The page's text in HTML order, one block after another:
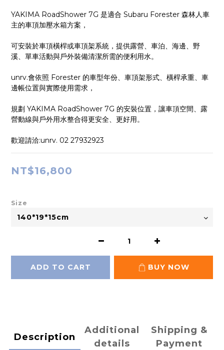
YAKIMA RoadShower 7G 是適合 Subaru Forester 森林人車
主的車頂加壓水箱方案，
可安裝於車頂橫桿或車頂架系統，提供露營、車泊、海邊、野
溪、單車活動與戶外裝備清潔所需的便利用水。
unrv.會依照 Forester 的車型年份、車頂架形式、橫桿承重、車
邊帳位置與實際使用需求，
規劃 YAKIMA RoadShower 7G 的安裝位置，讓車頂空間、露
營動線與戶外用水整合得更安全、更好用。
歡迎請洽:unrv. 02 27932923
NT$16,800
Size
ADD TO CART BUY NOW
Description
Additional
details
Shipping &
Payment